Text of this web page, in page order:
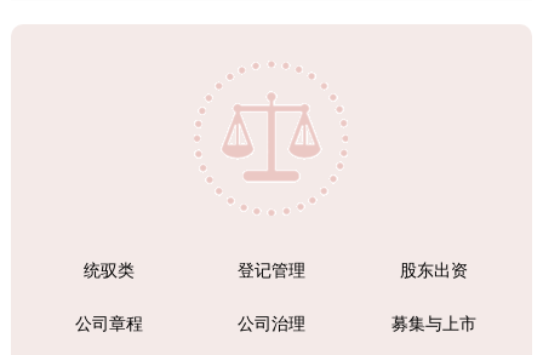
统驭类 登记管理 股东出资
公司章程 公司治理 募集与上市